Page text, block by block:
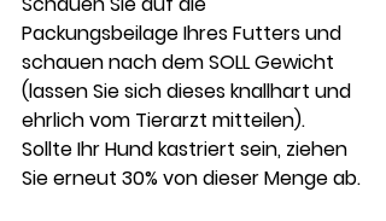
Packungsbeilage Ihres Futters und
schauen nach dem SOLL Gewicht
(lassen Sie sich dieses knallhart und
ehrlich vom Tierarzt mitteilen).
Sollte Ihr Hund kastriert sein, ziehen
Sie erneut 30% von dieser Menge ab.